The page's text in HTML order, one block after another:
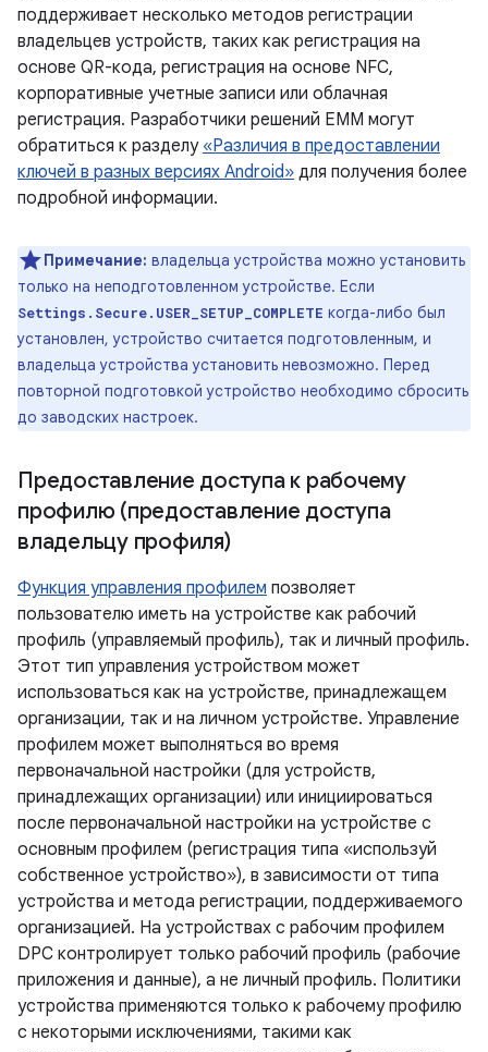
поддерживает несколько методов регистрации
владельцев устройств, таких как регистрация на
основе QR-кода, регистрация на основе NFC,
корпоративные учетные записи или облачная
регистрация. Разработчики решений EMM могут
обратиться к разделу «Различия в предоставлении
ключей в разных версиях Android» для получения более
подробной информации.
Примечание: владельца устройства можно установить
только на неподготовленном устройстве. Если
Settings.Secure.USER_SETUP_COMPLETE когда-либо был
установлен, устройство считается подготовленным, и
владельца устройства установить невозможно. Перед
повторной подготовкой устройство необходимо сбросить
до заводских настроек.
Предоставление доступа к рабочему
профилю (предоставление доступа
владельцу профиля)
Функция управления профилем позволяет
пользователю иметь на устройстве как рабочий
профиль (управляемый профиль), так и личный профиль.
Этот тип управления устройством может
использоваться как на устройстве, принадлежащем
организации, так и на личном устройстве. Управление
профилем может выполняться во время
первоначальной настройки (для устройств,
принадлежащих организации) или инициироваться
после первоначальной настройки на устройстве с
основным профилем (регистрация типа «используй
собственное устройство»), в зависимости от типа
устройства и метода регистрации, поддерживаемого
организацией. На устройствах с рабочим профилем
DPC контролирует только рабочий профиль (рабочие
приложения и данные), а не личный профиль. Политики
устройства применяются только к рабочему профилю
с некоторыми исключениями, такими как